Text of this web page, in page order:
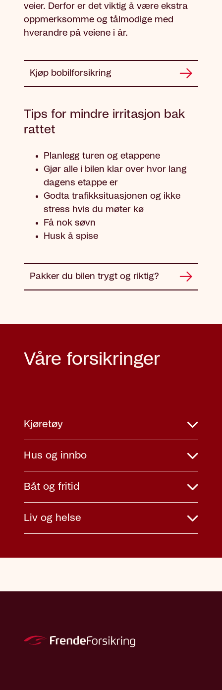
veier. Derfor er det viktig å være ekstra
oppmerksomme og tålmodige med
hverandre på veiene i år.
Kjøp bobilforsikring
Tips for mindre irritasjon bak
rattet
Planlegg turen og etappene
Gjør alle i bilen klar over hvor lang
dagens etappe er
Godta trafikksituasjonen og ikke
stress hvis du møter kø
Få nok søvn
Husk å spise
Pakker du bilen trygt og riktig?
Våre forsikringer
Kjøretøy
Hus og innbo
Båt og fritid
Liv og helse